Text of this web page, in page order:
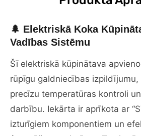
🌲 Elektriskā Koka
Vadības Sistēmu
Šī elektriskā kūpinātava
rūpīgu galdniecības
precīzu temperatūras kontroli
darbību. Iekārta ir aprīkota ar
izturīgiem komponentiem un